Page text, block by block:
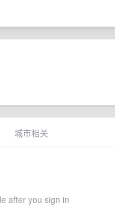
城市相关
after you sign in